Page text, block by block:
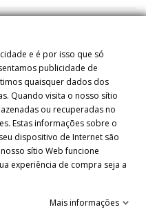
GOSTAR
e é por isso que só
publicidade de
quaisquer dados dos
Quando visita o nosso sítio
ou recuperadas no
Estas informações sobre o
dispositivo de Internet são
sítio Web funcione
experiência de compra seja a
Mais informações